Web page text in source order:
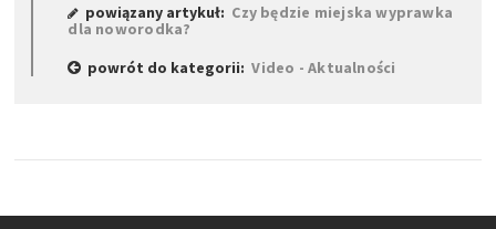
powiązany artykuł: Czy będzie miejska wyprawka
dla noworodka?
powrót do kategorii:Video - Aktualności